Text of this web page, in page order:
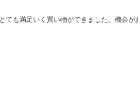
も満足いく買い物ができました。機会が